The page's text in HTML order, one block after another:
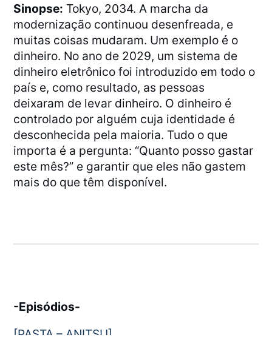
Sinopse: Tokyo, 2034. A marcha da
modernização continuou desenfreada, e
muitas coisas mudaram. Um exemplo é o
dinheiro. No ano de 2029, um sistema de
dinheiro eletrônico foi introduzido em todo o
país e, como resultado, as pessoas
deixaram de levar dinheiro. O dinheiro é
controlado por alguém cuja identidade é
desconhecida pela maioria. Tudo o que
importa é a pergunta: “Quanto posso gastar
este mês?” e garantir que eles não gastem
mais do que têm disponível.
-Episódios-
[PASTA – ANITSU]